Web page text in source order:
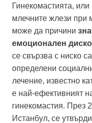
Гинекомастията,
млечните жлези при
може да причини
емоционален
се свързва с ниско
определени
лечение, известно
е най-ефективният
гинекомастия. През
Истанбул, се